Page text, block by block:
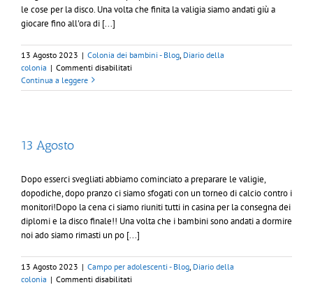
le cose per la disco. Una volta che finita la valigia siamo andati giù a
giocare fino all'ora di [...]
13 Agosto 2023 | Colonia dei bambini - Blog Diario della
colonia | Commenti disabilitatisu
Agosto
Continua a leggere
13 Agosto
Dopo esserci svegliati abbiamo cominciato a preparare le valigie,
dopodiche, dopo pranzo ci siamo sfogati con un torneo di calcio contro i
monitori!Dopo la cena ci siamo riuniti tutti in casina per la consegna dei
diplomi e la disco finale!! Una volta che i bambini sono andati a dormire
noi ado siamo rimasti un po [...]
13 Agosto 2023 | Campo per adolescenti - Blog Diario della
colonia | Commenti disabilitatisu